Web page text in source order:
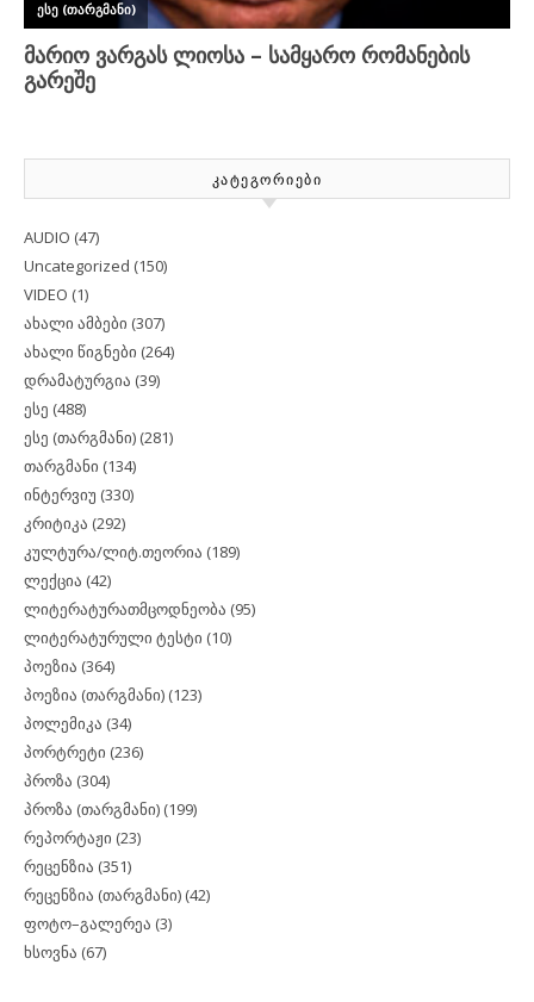
ᲙᲐᲢᲔᲒᲝᲠᲘᲔᲑᲘ
AUDIO (47)
Uncategorized (150)
VIDEO (1)
ახალი ამბები (307)
ახალი წიგნები (264)
დრამატურგია (39)
ესე (488)
ესე (თარგმანი) (281)
თარგმანი (134)
ინტერვიუ (330)
კრიტიკა (292)
კულტურა/ლიტ.თეორია (189)
ლექცია (42)
ლიტერატურათმცოდნეობა (95)
ლიტერატურული ტესტი (10)
პოეზია (364)
პოეზია (თარგმანი) (123)
პოლემიკა (34)
პორტრეტი (236)
პროზა (304)
პროზა (თარგმანი) (199)
რეპორტაჟი (23)
რეცენზია (351)
რეცენზია (თარგმანი) (42)
ფოტო–გალერეა (3)
ხსოვნა (67)